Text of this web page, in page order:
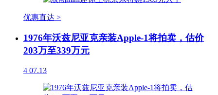
优惠直达 >
1976年沃兹尼亚克亲装Apple-1将拍卖，估价
203万至339万元
4 07.13